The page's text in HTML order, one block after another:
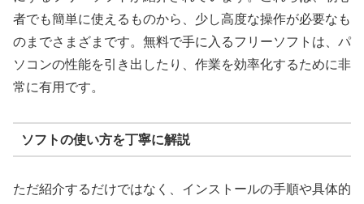
者でも簡単に使えるものから、少し高度な操作が必要なも
のまでさまざまです。無料で手に入るフリーソフトは、パ
ソコンの性能を引き出したり、作業を効率化するために非
常に有用です。
ソフトの使い方を丁寧に解説
ただ紹介するだけではなく、インストールの手順や具体的